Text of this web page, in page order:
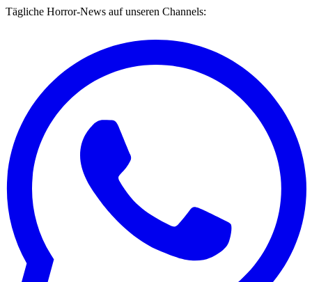
Tägliche Horror-News auf unseren Channels: